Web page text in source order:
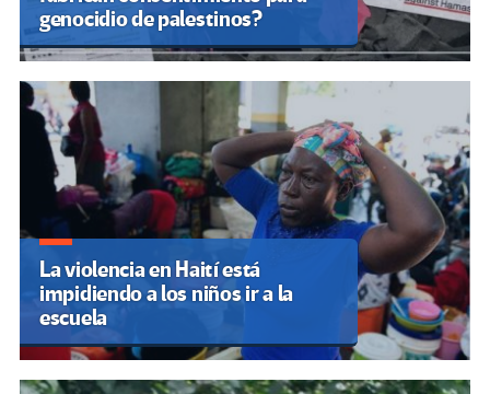
genocidio de palestinos?
La violencia en Haití está
impidiendo a los niños ir a la
escuela